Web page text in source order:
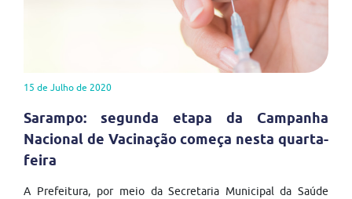
15 de Julho de 2020
Sarampo: segunda etapa da Campanha
Nacional de Vacinação começa nesta quarta-
feira
A Prefeitura, por meio da Secretaria Municipal da Saúde